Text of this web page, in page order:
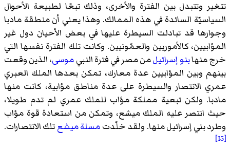
تتغير وتتبدل بين الفترة والأخرى، وذلك تبعًا لطبيعة الأحوال
السياسيّة السائدة في هذه الممالك. وهذا يعني أن منطقة مادبا
وجوارها قد تبادلت السيطرة عليها في بعض الأحيان دول غير
المؤابيين، كالأموريين والعمّونيين. وكانت تلك الفترة نفسها التي
خرج منهابنو إسرائيلمن مصر في فترة النبيموسى، الذين وقعت
بينهم وبين المؤابيين عدة معارك، تمكن بعدها الملك العبري
عمري الانتصار والسيطرة على عدة مناطق مؤابية، كانت منها
مادبا. ولكن تبعية مملكة مؤاب للملك عمري لم تدم طويلا،
حيث انتصر عليه الملك ميشع، وتمكن من استعادة قوة مؤاب
وطرد بني إسرائيل منها. ولقد خلّدتمسلة ميشعتلك الانتصارات.
[15]